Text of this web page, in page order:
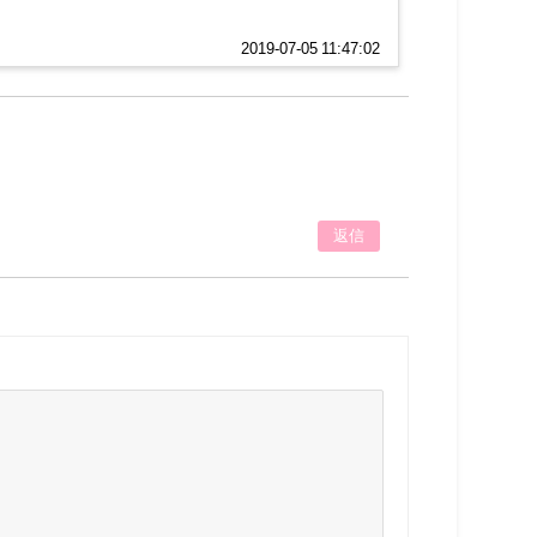
2019-07-05 11:47:02
返信